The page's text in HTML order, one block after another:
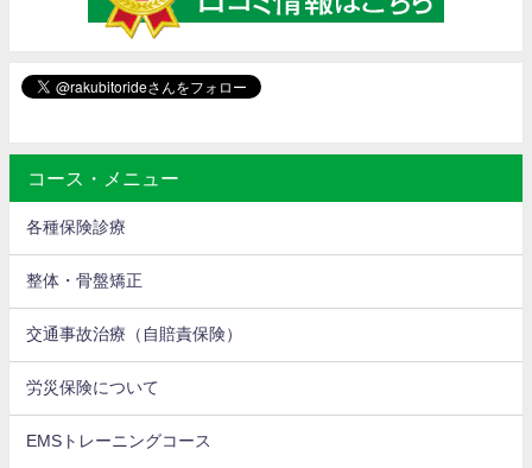
コース・メニュー
各種保険診療
整体・骨盤矯正
交通事故治療（自賠責保険）
労災保険について
EMSトレーニングコース